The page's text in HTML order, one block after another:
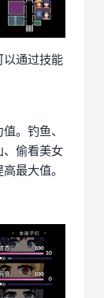
以通过技能
。 钓鱼、
、偷看美女
最大值。